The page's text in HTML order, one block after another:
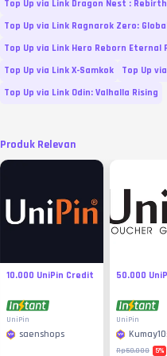
Top Up via Link Dragon Nest :
Top Up via Link Ragnarok Zero:
Top Up via Link Hero Reborn Eternal
Top Up via Link X-Samkok
Top Up
Top Up via Link Odin: Valhalla Rising
Produk Relevan
10.000 UniPin Credit
UniPin
saenshops
50.000
UniPin
Rp50.000 5%